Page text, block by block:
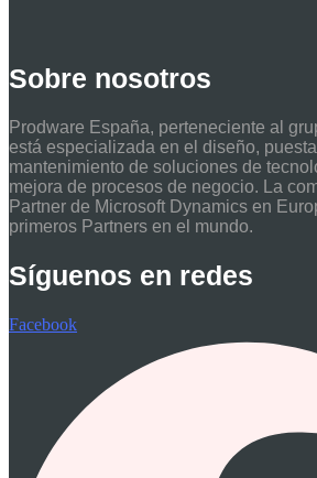
Sobre nosotros
Prodware España, perteneciente al
está especializada en el diseño,
mantenimiento de soluciones de
mejora de procesos de negocio. La
Partner de Microsoft Dynamics en
primeros Partners en el mundo.
Síguenos en redes
Facebook